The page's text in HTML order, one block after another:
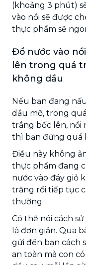
(khoảng 3 phút)
vào nồi sẽ được
thực phẩm sẽ
Đổ nước vào
lên trong quá
không dầu
Nếu bạn đang
dầu mỡ, trong
trắng bốc lên, nồi
thì bạn đứng quá
Điều này không
thực phẩm đang
nước vào đáy giỏ
trăng rồi tiếp tục
thường.
Có thể nói cách
là đơn giản. Qua
gửi đến bạn cách
an toàn mà con